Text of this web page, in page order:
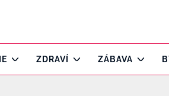
ZDRAVÍ ZÁBAVA